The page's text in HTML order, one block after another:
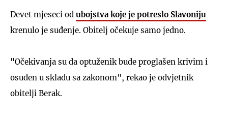
Devet mjeseci od ubojstva koje je potreslo Slavoniju
krenulo je suđenje. Obitelj očekuje samo jedno.
"Očekivanja su da optuženik bude proglašen krivim i
osuđen u skladu sa zakonom", rekao je odvjetnik
obitelji Berak.